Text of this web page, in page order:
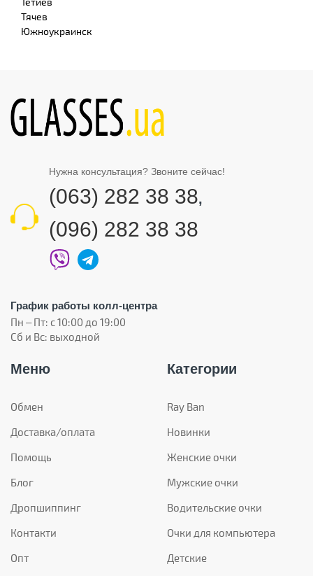
Тячев
Южноукраинск
Нужна консультация? Звоните сейчас!
(063) 282 38 38,
(096) 282 38 38
График работы колл-центра
Пн – Пт: с 10:00 до 19:00
Сб и Вс: выходной
Меню
Обмен
Доставка/оплата
Помощь
Блог
Дропшиппинг
Контакти
Опт
Категории
Ray Ban
Новинки
Женские очки
Мужские очки
Водительские очки
Очки для компьютера
Детские